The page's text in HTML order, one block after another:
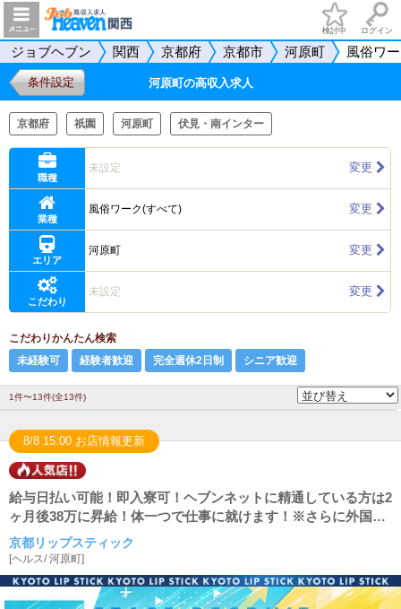
検討中 ログイン
ジョブヘブン 関西 京都府 京都市 河原町 風俗ワ
条件設定 河原町の高収入求人
京都府 祇園 河原町 伏見・南インター
職種
未設定 変更
業種
風俗ワーク(すべて) 変更
エリア
河原町 変更
こだわり
未設定 変更
こだわりかんたん検索
未経験可
経験者歓迎 完全週休2日制 シニア歓迎
1件〜13件(全13件)
8/8 15:00 お店情報更新
給与日払い可能！即入寮可！ヘブンネットに精通している方は2
ヶ月後38万に昇給！体一つで仕事に就けます！※さらに外国語
を話せる方大歓迎！
京都リップスティック
[ヘルス/河原町]